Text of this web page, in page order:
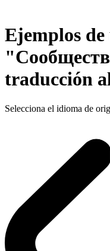
Ejemplos de
traducción
Selecciona el idioma de